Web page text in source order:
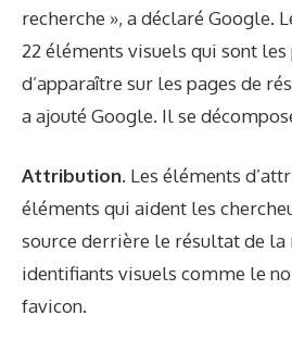
recherche », a déclaré Google.
22 éléments visuels qui sont
d’apparaître sur les pages de
a ajouté Google. Il se
Attribution. Les éléments
éléments qui aident les
source derrière le résultat de la
identifiants visuels comme le
favicon.